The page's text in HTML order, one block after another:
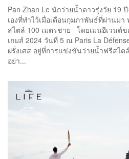
Pan Zhan Le นักว่ายน้ำดาวรุ่งวัย 19
เองที่ทำไว้เมื่อเดือนกุมภาพันธ์ที่ผ่านม
สไตล์ 100 เมตรชาย โดยเมนอีเวนต์
เกมส์ 2024 วันที่ 5 ณ Paris La
ฝรั่งเศส อยู่ที่การแข่งขันว่ายน้ำฟรีสไ
อย่า...